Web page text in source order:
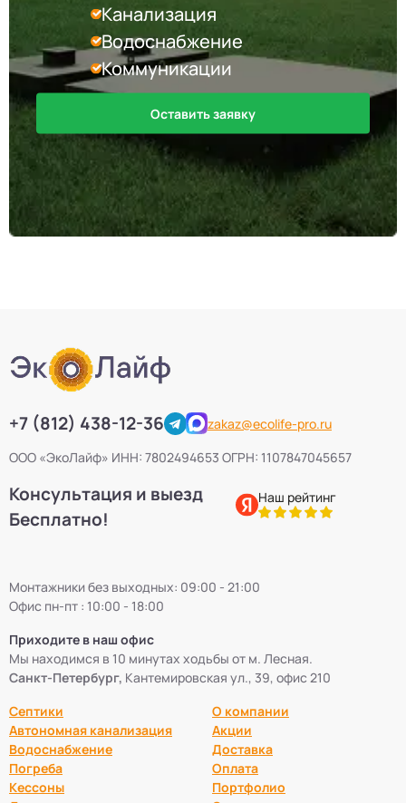
Канализация
Водоснабжение
Коммуникации
Оставить заявку
+7 (812) 438-12-36
zakaz@ecolife-pro.ru
ООО «ЭкоЛайф» ИНН: 7802494653 ОГРН: 1107847045657
Консультация и выезд
Бесплатно!
Наш рейтинг
Монтажники без выходных: 09:00 - 21:00
Офис пн-пт : 10:00 - 18:00
Приходите в наш офис
Мы находимся в 10 минутах ходьбы от м. Лесная.
Санкт-Петербург, Кантемировская ул., 39, офис 210
Септики
Автономная канализация
Водоснабжение
Погреба
Кессоны
О компании
Акции
Доставка
Оплата
Портфолио